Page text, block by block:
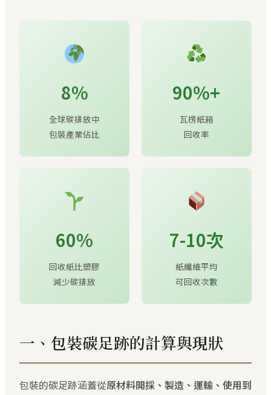
8%
全球碳排放中
包裝產業佔比
90%+
瓦楞紙箱
回收率
60%
回收紙比塑膠
減少碳排放
7-10次
紙纖維平均
可回收次數
一、包裝碳足跡的計算與現狀
包裝的碳足跡涵蓋從原材料開採、製造、運輸、使用到